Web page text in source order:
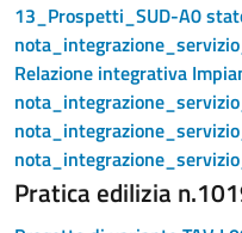
13_Prospetti_SUD-A0
Relazione integrativa
Pratica edilizia